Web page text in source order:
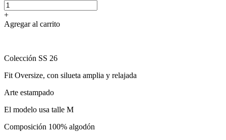
+
Agregar al carrito
Colección SS 26
Fit Oversize, con silueta amplia y relajada
Arte estampado
El modelo usa talle M
Composición 100% algodón